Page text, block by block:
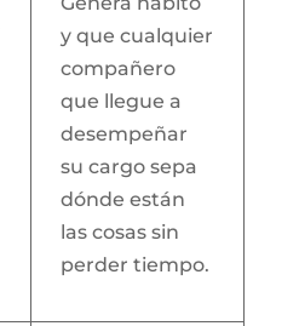
y que cualquier
compañero
que llegue a
desempeñar
su cargo sepa
dónde están
las cosas sin
perder tiempo.